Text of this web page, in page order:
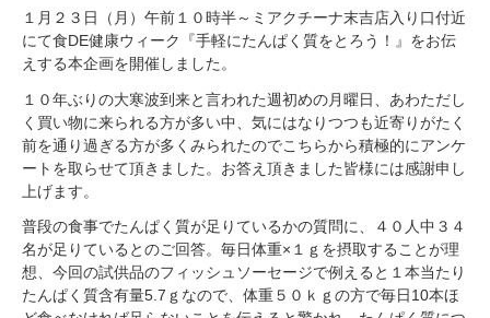
１月２３日（月）午前１０時半～ミアクチーナ末吉店入り口付近
にて食DE健康ウィーク『手軽にたんぱく質をとろう！』をお伝
えする本企画を開催しました。
１０年ぶりの大寒波到来と言われた週初めの月曜日、あわただし
く買い物に来られる方が多い中、気にはなりつつも近寄りがたく
前を通り過ぎる方が多くみられたのでこちらから積極的にアンケ
ートを取らせて頂きました。お答え頂きました皆様には感謝申し
上げます。
普段の食事でたんぱく質が足りているかの質問に、４０人中３４
名が足りているとのご回答。毎日体重×１ｇを摂取することが理
想、今回の試供品のフィッシュソーセージで例えると１本当たり
たんぱく質含有量5.7ｇなので、体重５０ｋｇの方で毎日10本ほ